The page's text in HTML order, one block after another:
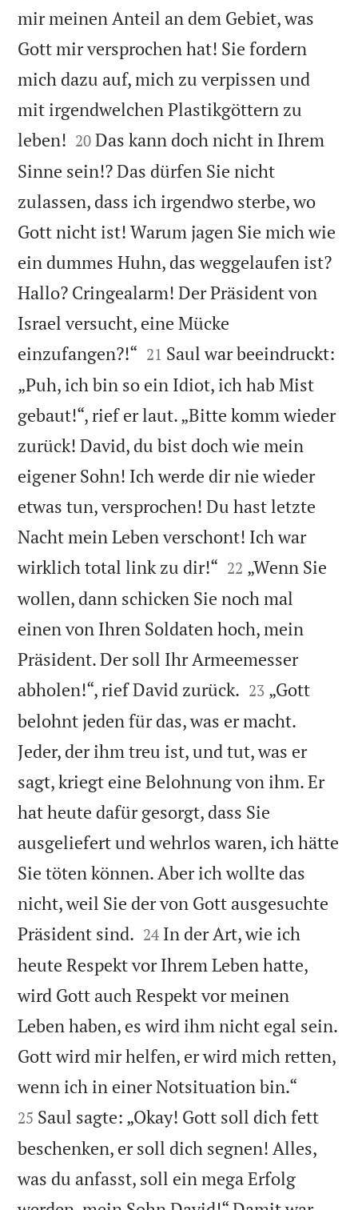
mir meinen Anteil an dem Gebiet, was
Gott mir versprochen hat! Sie fordern
mich dazu auf, mich zu verpissen und
mit irgendwelchen Plastikgöttern zu
leben! 

20 Das kann doch nicht in Ihrem
Sinne sein!? Das dürfen Sie nicht
zulassen, dass ich irgendwo sterbe, wo
Gott nicht ist! Warum jagen Sie mich wie
ein dummes Huhn, das weggelaufen ist?
Hallo? Cringealarm! Der Präsident von
Israel versucht, eine Mücke
einzufangen?!“ 

21 Saul war beeindruckt:
„Puh, ich bin so ein Idiot, ich hab Mist
gebaut!“, rief er laut. „Bitte komm wieder
zurück! David, du bist doch wie mein
eigener Sohn! Ich werde dir nie wieder
etwas tun, versprochen! Du hast letzte
Nacht mein Leben verschont! Ich war
wirklich total link zu dir!“ 

22 „Wenn Sie
wollen, dann schicken Sie noch mal
einen von Ihren Soldaten hoch, mein
Präsident. Der soll Ihr Armeemesser
abholen!“, rief David zurück. 

23 „Gott
belohnt jeden für das, was er macht.
Jeder, der ihm treu ist, und tut, was er
sagt, kriegt eine Belohnung von ihm. Er
hat heute dafür gesorgt, dass Sie
ausgeliefert und wehrlos waren, ich hätte
Sie töten können. Aber ich wollte das
nicht, weil Sie der von Gott ausgesuchte
Präsident sind. 

24 In der Art, wie ich
heute Respekt vor Ihrem Leben hatte,
wird Gott auch Respekt vor meinen
Leben haben, es wird ihm nicht egal sein.
Gott wird mir helfen, er wird mich retten,
wenn ich in einer Notsituation bin.“
25 Saul sagte: „Okay! Gott soll dich fett
beschenken, er soll dich segnen! Alles,
was du anfasst, soll ein mega Erfolg